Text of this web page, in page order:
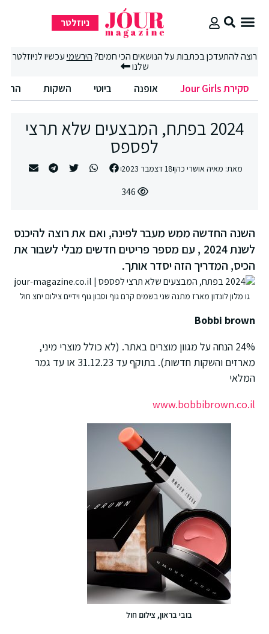
ניוזלטר
רוצה להתעדכן בכתבות על הנושאים הכי חמים?הירשמיעכשיו לניוזלטר
שלנו
סקירת Jour Girls אופנה ביוטי השקות
2024 בפתח, המבצעים שלא תרצי
לפספס
מאת: מאיה אושרי כהן18 דצמבר 2023
השנה החדשה ממש מעבר לפינה, ואם את רוצה להיכנס
לשנת 2024 , עם מספר פריטים חדשים מבלי לשבור את
הכיס, המדריך הזה יסדר אותך.
גו מלון לונדון מארז מתנה שני בשמים קרם גוף וסבון גוף וידיים צילום יחצ חול
Bobbi brown
24% הנחה על מגוון מוצרים באתר. (לא כולל מוצרי מיני,
מארזים והשקות חדשות). בתוקף עד 31.12.23 או עד גמר
המלאי
www.bobbibrown.co.il
בובי בראון, צילום חול